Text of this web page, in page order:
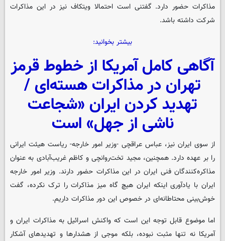
مذاکرات حضور دارد. گفتنی است احتمالا ویتکاف نیز در این مذاکرات
شرکت داشته باشد.
بیشتر بخوانید:
آگاهی کامل آمریکا از خطوط قرمز
تهران در مذاکرات هسته‌ای /
تهدید کردن ایران «شجاعت
ناشی از جهل» است
از سوی ایران نیز، عباس عراقچی -وزیر امور خارجه- ریاست هیئت ایرانی
را بر عهده دارد. همچنین، مجید تخت‌روانچی و کاظم غریب‌آبادی به عنوان
مذاکره‌کنندگان فنی ایران در این مذاکرات حضور دارند. وزیر امور خارجه
ایران با یادآوری اینکه ایران هیچ گاه میز مذاکرات را ترک نکرده، گفت
خوش‌بینی محتاطانه‌ای در خصوص این دور مذاکرات داریم.
اما موضوع قابل توجه این است که واکنش اسرائیل به مذاکرات ایران و
آمریکا نه تنها مثبت نبوده، بلکه موجی از هشدارها و تهدیدهای آشکار